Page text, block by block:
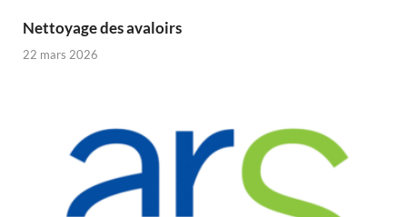
Nettoyage des avaloirs
22 mars 2026